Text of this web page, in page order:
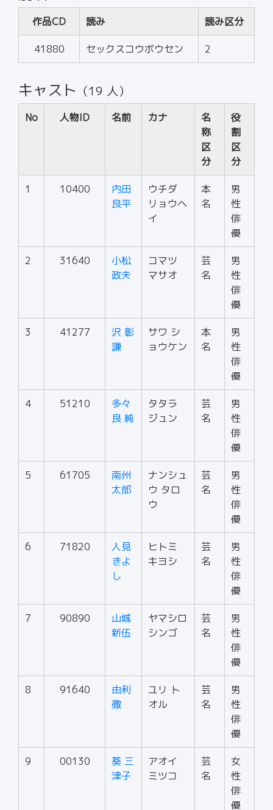
作品CD 読み 読み区分
41880 セックスコウボウセン 2
キャスト （19 人）
No 人物ID 名前 カナ
名
称
区
分
役
割
区
分
1 10400
内田
良平
ウチダ
リョウヘ
イ
本
名
男
性
俳
優
2 31640
小松
政夫
コマツ
マサオ
芸
名
男
性
俳
優
3 41277
沢 彰
謙
サワ シ
ョウケン
本
名
男
性
俳
優
4 51210
多々
良 純
タタラ
ジュン
芸
名
男
性
俳
優
5 61705
南州
太郎
ナンシュ
ウ タロ
ウ
芸
名
男
性
俳
優
6 71820
人見
きよ
し
ヒトミ
キヨシ
芸
名
男
性
俳
優
7 90890
山城
新伍
ヤマシロ
シンゴ
芸
名
男
性
俳
優
8 91640
由利
徹
ユリ ト
オル
芸
名
男
性
俳
優
9 00130
葵 三
津子
アオイ
ミツコ
芸
名
女
性
俳
優